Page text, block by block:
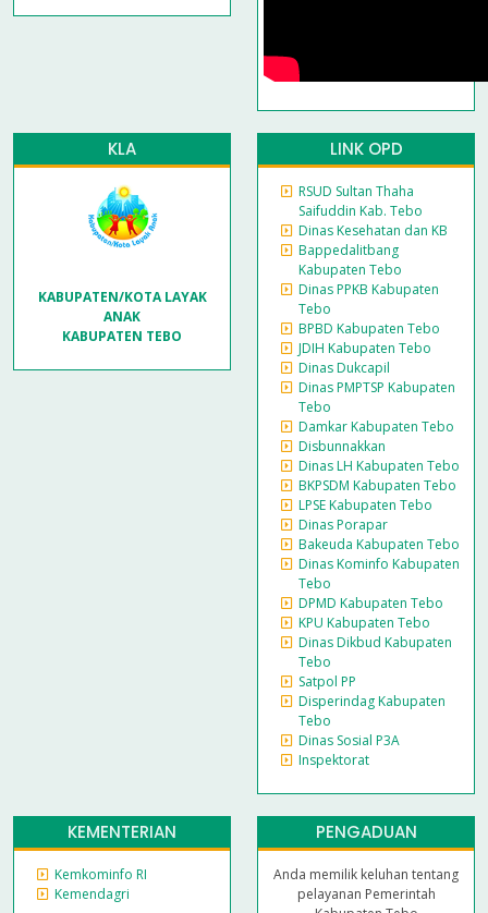
KLA
KABUPATEN/KOTA LAYAK
ANAK
KABUPATEN TEBO
LINK OPD
RSUD Sultan Thaha
Saifuddin Kab. Tebo
Dinas Kesehatan dan KB
Bappedalitbang
Kabupaten Tebo
Dinas PPKB Kabupaten
Tebo
BPBD Kabupaten Tebo
JDIH Kabupaten Tebo
Dinas Dukcapil
Dinas PMPTSP Kabupaten
Tebo
Damkar Kabupaten Tebo
Disbunnakkan
Dinas LH Kabupaten Tebo
BKPSDM Kabupaten Tebo
LPSE Kabupaten Tebo
Dinas Porapar
Bakeuda Kabupaten Tebo
Dinas Kominfo Kabupaten
Tebo
DPMD Kabupaten Tebo
KPU Kabupaten Tebo
Dinas Dikbud Kabupaten
Tebo
Satpol PP
Disperindag Kabupaten
Tebo
Dinas Sosial P3A
Inspektorat
KEMENTERIAN
Kemkominfo RI
Kemendagri
PENGADUAN
Anda memilik keluhan tentang
pelayanan Pemerintah